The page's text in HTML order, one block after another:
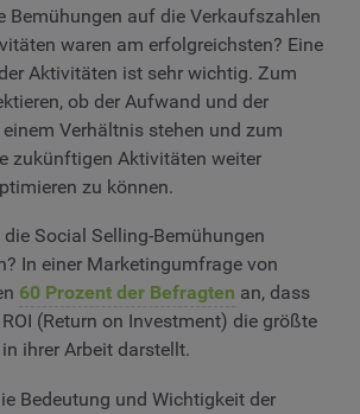
Bemühungen auf die Verkaufszahlen
waren am erfolgreichsten? Eine
Aktivitäten ist sehr wichtig. Zum
ob der Aufwand und der
Verhältnis stehen und zum
zukünftigen Aktivitäten weiter
zu können.
Social Selling-Bemühungen
In einer Marketingumfrage von
60 Prozent der Befragten an, dass
(Return on Investment) die größte
ihrer Arbeit darstellt.
Bedeutung und Wichtigkeit der